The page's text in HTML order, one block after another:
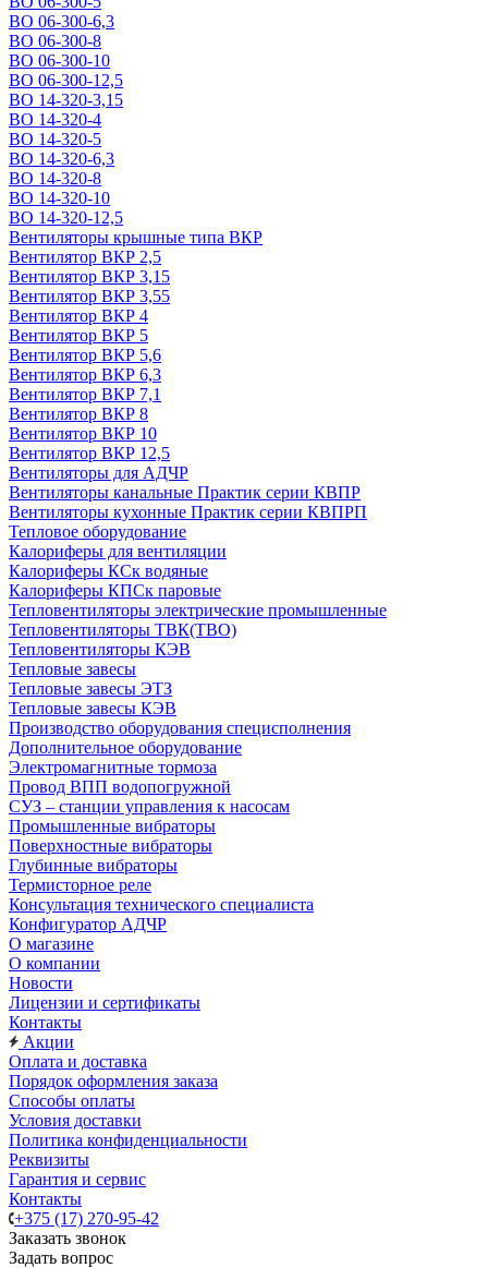
ВО 06-300-6,3
ВО 06-300-8
ВО 06-300-10
ВО 06-300-12,5
ВО 14-320-3,15
ВО 14-320-4
ВО 14-320-5
ВО 14-320-6,3
ВО 14-320-8
ВО 14-320-10
ВО 14-320-12,5
Вентиляторы крышные типа ВКР
Вентилятор ВКР 2,5
Вентилятор ВКР 3,15
Вентилятор ВКР 3,55
Вентилятор ВКР 4
Вентилятор ВКР 5
Вентилятор ВКР 5,6
Вентилятор ВКР 6,3
Вентилятор ВКР 7,1
Вентилятор ВКР 8
Вентилятор ВКР 10
Вентилятор ВКР 12,5
Вентиляторы для АДЧР
Вентиляторы канальные Практик серии КВПР
Вентиляторы кухонные Практик серии КВПРП
Тепловое оборудование
Калориферы для вентиляции
Калориферы КСк водяные
Калориферы КПСк паровые
Тепловентиляторы электрические промышленные
Тепловентиляторы ТВК(ТВО)
Тепловентиляторы КЭВ
Тепловые завесы
Тепловые завесы ЭТЗ
Тепловые завесы КЭВ
Производство оборудования специсполнения
Дополнительное оборудование
Электромагнитные тормоза
Провод ВПП водопогружной
СУЗ – станции управления к насосам
Промышленные вибраторы
Поверхностные вибраторы
Глубинные вибраторы
Термисторное реле
Консультация технического специалиста
Конфигуратор АДЧР
О магазине
О компании
Новости
Лицензии и сертификаты
Контакты
Акции
Оплата и доставка
Порядок оформления заказа
Способы оплаты
Условия доставки
Политика конфиденциальности
Реквизиты
Гарантия и сервис
Контакты
+375 (17) 270-95-42
Заказать звонок
Задать вопрос